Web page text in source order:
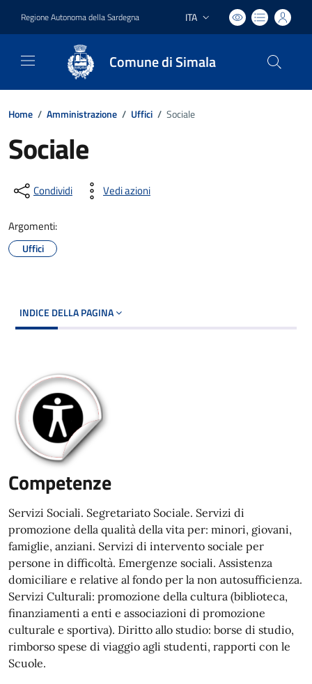
Regione Autonoma della Sardegna Lingua attiva:
ITA
Comune di Simala
Home / Amministrazione / Uffici / Sociale
Sociale
Condividi Vedi azioni
Argomenti:
Uffici
INDICE DELLA PAGINA
Competenze
Servizi Sociali. Segretariato Sociale. Servizi di
promozione della qualità della vita per: minori, giovani,
famiglie, anziani. Servizi di intervento sociale per
persone in difficoltà. Emergenze sociali. Assistenza
domiciliare e relative al fondo per la non autosufficienza.
Servizi Culturali: promozione della cultura (biblioteca,
finanziamenti a enti e associazioni di promozione
culturale e sportiva). Diritto allo studio: borse di studio,
rimborso spese di viaggio agli studenti, rapporti con le
Scuole.